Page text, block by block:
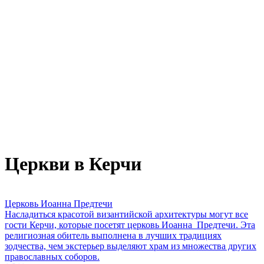
Церкви в Керчи
Церковь Иоанна Предтечи
Насладиться красотой византийской архитектуры могут все
гости Керчи, которые посетят церковь Иоанна Предтечи. Эта
религиозная обитель выполнена в лучших традициях
зодчества, чем экстерьер выделяют храм из множества других
православных соборов.